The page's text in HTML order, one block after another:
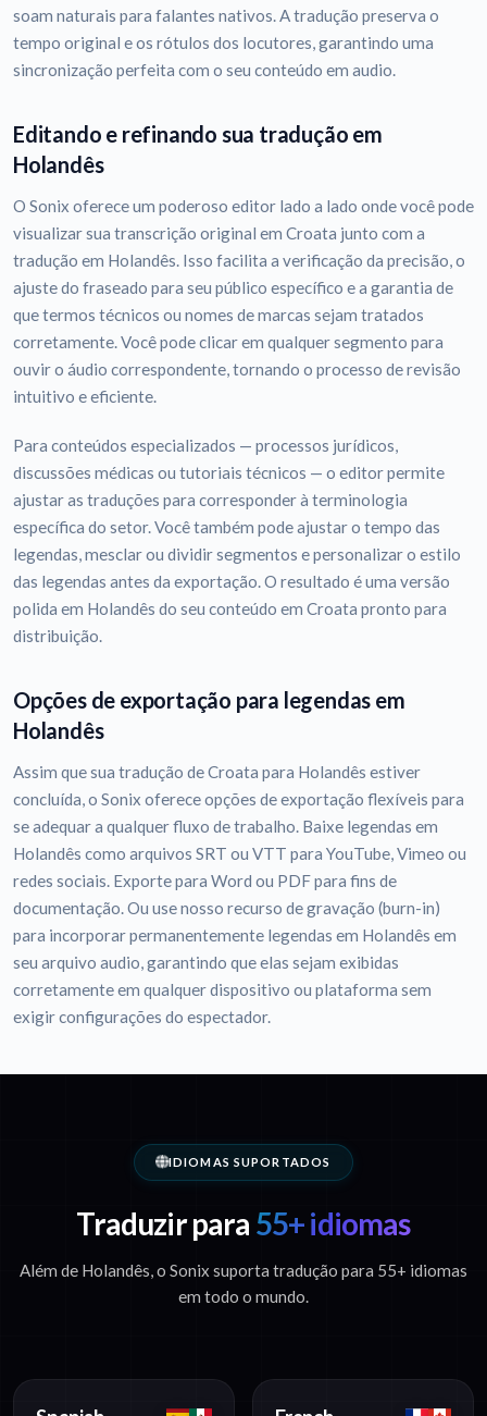
soam naturais para falantes nativos. A tradução preserva o
tempo original e os rótulos dos locutores, garantindo uma
sincronização perfeita com o seu conteúdo em audio.
Editando e refinando sua tradução em
Holandês
O Sonix oferece um poderoso editor lado a lado onde você pode
visualizar sua transcrição original em Croata junto com a
tradução em Holandês. Isso facilita a verificação da precisão, o
ajuste do fraseado para seu público específico e a garantia de
que termos técnicos ou nomes de marcas sejam tratados
corretamente. Você pode clicar em qualquer segmento para
ouvir o áudio correspondente, tornando o processo de revisão
intuitivo e eficiente.
Para conteúdos especializados — processos jurídicos,
discussões médicas ou tutoriais técnicos — o editor permite
ajustar as traduções para corresponder à terminologia
específica do setor. Você também pode ajustar o tempo das
legendas, mesclar ou dividir segmentos e personalizar o estilo
das legendas antes da exportação. O resultado é uma versão
polida em Holandês do seu conteúdo em Croata pronto para
distribuição.
Opções de exportação para legendas em
Holandês
Assim que sua tradução de Croata para Holandês estiver
concluída, o Sonix oferece opções de exportação flexíveis para
se adequar a qualquer fluxo de trabalho. Baixe legendas em
Holandês como arquivos SRT ou VTT para YouTube, Vimeo ou
redes sociais. Exporte para Word ou PDF para fins de
documentação. Ou use nosso recurso de gravação (burn-in)
para incorporar permanentemente legendas em Holandês em
seu arquivo audio, garantindo que elas sejam exibidas
corretamente em qualquer dispositivo ou plataforma sem
exigir configurações do espectador.
IDIOMAS SUPORTADOS
Traduzir para 55+ idiomas
Além de Holandês, o Sonix suporta tradução para 55+ idiomas
em todo o mundo.